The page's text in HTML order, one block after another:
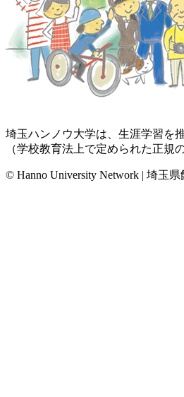
埼玉ハンノウ大学は、生涯学習を
（学校教育法上で定められた正規
© Hanno University Network | 埼玉